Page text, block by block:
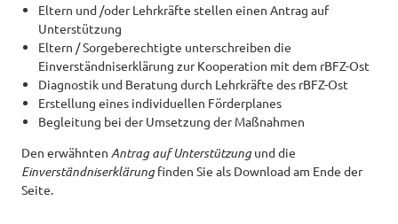
Eltern und /oder Lehrkräfte stellen einen Antrag auf
Unterstützung
Eltern / Sorgeberechtigte unterschreiben die
Einverständniserklärung zur Kooperation mit dem rBFZ-Ost
Diagnostik und Beratung durch Lehrkräfte des rBFZ-Ost
Erstellung eines individuellen Förderplanes
Begleitung bei der Umsetzung der Maßnahmen
Den erwähnten Antrag auf Unterstützungund die
Einverständniserklärungfinden Sie als Download am Ende der
Seite.